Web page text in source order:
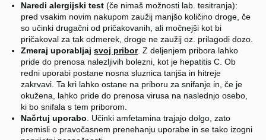
Naredi alergijski test (če nimaš možnosti lab. tesitranja):
pred vsakim novim nakupom zaužij manjšo količino droge, če
so učinki drugačni od pričakovanih, ali močnejši kot bi
pričakoval za tak odmerek, droge ne zaužij oz. prilagodi dozo.
Zmeraj uporabljajsvoj pribor. Z deljenjem pribora lahko
pride do prenosa nalezljivih bolezni, kot je hepatitis C. Ob
redni uporabi postane nosna sluznica tanjša in hitreje
zakrvavi. Ta kri lahko ostane na priboru za snifanje in, če je
okužena, lahko pride do prenosa virusa na naslednjo osebo,
ki bo snifala s tem priborom.
Načrtuj uporabo. Učinki amfetamina trajajo dolgo, zato
premisli o pravočasnem prenehanju uporabe in se tako izogni